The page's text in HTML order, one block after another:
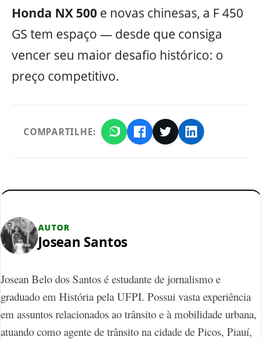
Honda NX 500 e novas chinesas, a F 450
GS tem espaço — desde que consiga
vencer seu maior desafio histórico: o
preço competitivo.
COMPARTILHE:
AUTOR
Josean Santos
Josean Belo dos Santos é estudante de jornalismo e
graduado em História pela UFPI. Possui vasta experiência
em assuntos relacionados ao trânsito e à mobilidade urbana,
atuando como agente de trânsito na cidade de Picos, Piauí,